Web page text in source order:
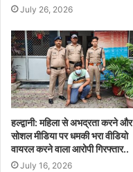
July 26, 2026
हल्द्वानी: महिला से अभद्रता करने और
सोशल मीडिया पर धमकी भरा वीडियो
वायरल करने वाला आरोपी गिरफ्तार..
July 16, 2026